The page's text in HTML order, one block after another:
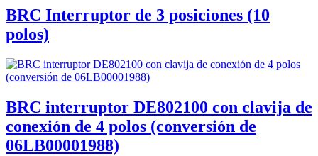
BRC Interruptor de 3 posiciones (10
polos)
BRC interruptor DE802100 con clavija de
conexión de 4 polos (conversión de
06LB00001988)